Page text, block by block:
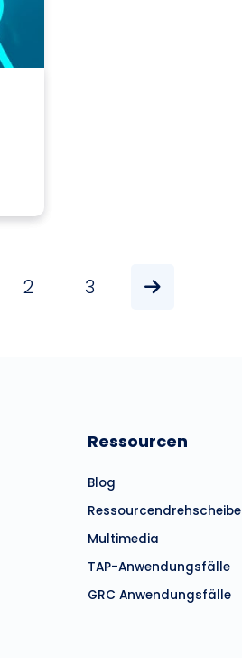
Paginierung
2 3
Ressourcen
Blog
Ressourcendrehscheibe
Multimedia
TAP-Anwendungsfälle
GRC Anwendungsfälle